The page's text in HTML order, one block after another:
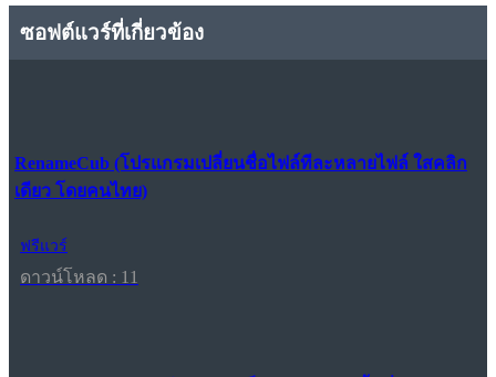
ซอฟต์แวร์ที่เกี่ยวข้อง
RenameCub (โปรแกรมเปลี่ยนชื่อไฟล์ทีละหลายไฟล์ ใสคลิก
เดียว โดยคนไทย)
ฟรีแวร์
ดาวน์โหลด : 11